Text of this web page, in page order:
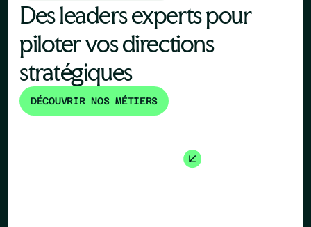
Des leaders experts pour
piloter vos directions
stratégiques
DÉCOUVRIR NOS MÉTIERS